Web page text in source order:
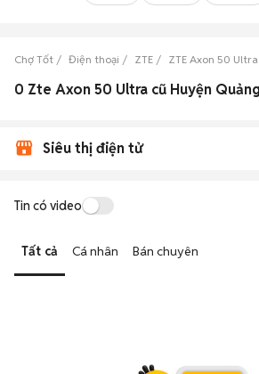
Chợ Tốt Điện thoại ZTE ZTE Axon 50 Ultra
Siêu thị điện tử
Tin có video
Tất cả Cá nhân Bán chuyên